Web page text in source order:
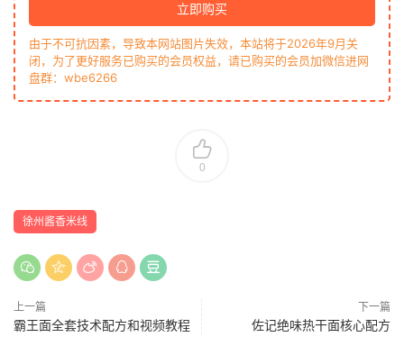
立即购买
由于不可抗因素，导致本网站图片失效，本站将于2026年9月关
闭，为了更好服务已购买的会员权益，请已购买的会员加微信进网
盘群：wbe6266
0
徐州酱香米线
上一篇
霸王面全套技术配方和视频教程
下一篇
佐记绝味热干面核心配方